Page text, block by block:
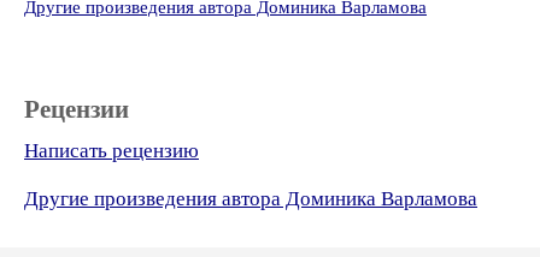
Другие произведения автора Доминика Варламова
Рецензии
Написать рецензию
Другие произведения автора Доминика Варламова